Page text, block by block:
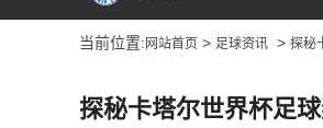
当前位置: 网站首页 > 足球资讯 > 探秘
探秘卡塔尔世界杯足